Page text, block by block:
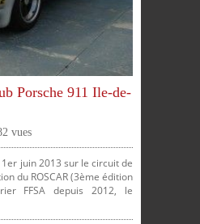
Porsche 911 Ile-de-
vues
juin 2013 sur le circuit de
du ROSCAR (3ème édition
FFSA depuis 2012, le